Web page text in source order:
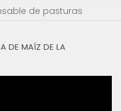
de pasturas
DE MAÍZ DE LA